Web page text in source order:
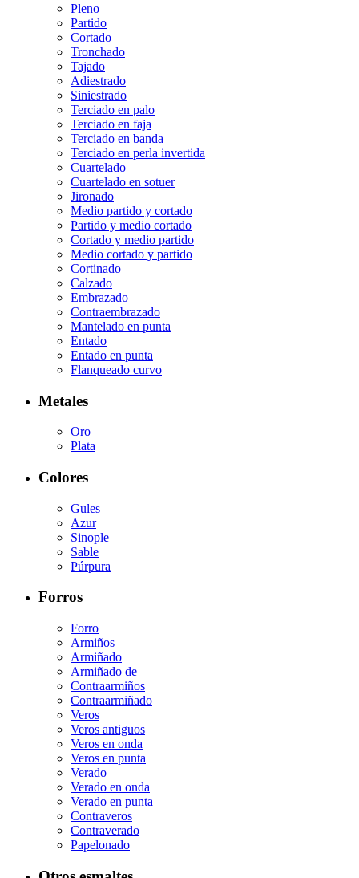
Pleno
Partido
Cortado
Tronchado
Tajado
Adiestrado
Siniestrado
Terciado en palo
Terciado en faja
Terciado en banda
Terciado en perla invertida
Cuartelado
Cuartelado en sotuer
Jironado
Medio partido y cortado
Partido y medio cortado
Cortado y medio partido
Medio cortado y partido
Cortinado
Calzado
Embrazado
Contraembrazado
Mantelado en punta
Entado
Entado en punta
Flanqueado curvo
Metales
Oro
Plata
Colores
Gules
Azur
Sinople
Sable
Púrpura
Forros
Forro
Armiños
Armiñado
Armiñado de
Contraarmiños
Contraarmiñado
Veros
Veros antiguos
Veros en onda
Veros en punta
Verado
Verado en onda
Verado en punta
Contraveros
Contraverado
Papelonado